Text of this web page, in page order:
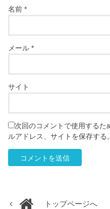
名前*
メール*
サイト
次回のコメントで使用するた
ルアドレス、サイトを保存する。
トップページへ